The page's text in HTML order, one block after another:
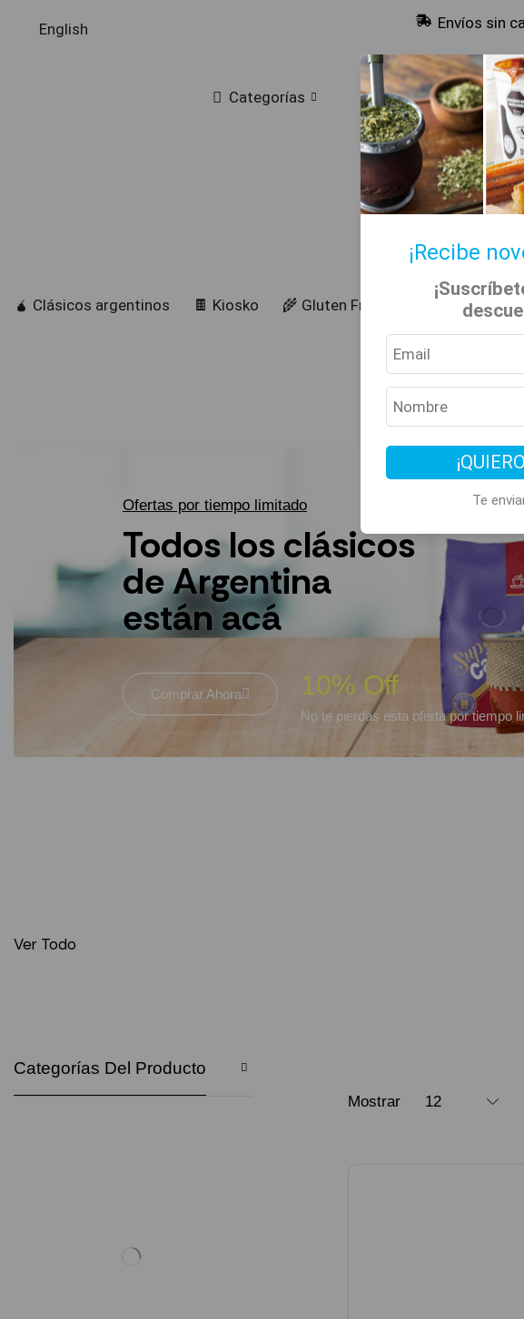
¡Recibe
Te
English Envíos sin
Categorías 🔥 Alfajores y
🧉 Clásicos argentinos 🍫 Kiosko 🌾 Gluten Free ✡ Koshers 📚
Ofertas por tiempo limitado
Todos los clásicos
de Argentina
están acá
Comprar Ahora 10% Off
No te pierdas esta oferta por tiempo
Ver Todo
Categorías Del Producto
Mostrar